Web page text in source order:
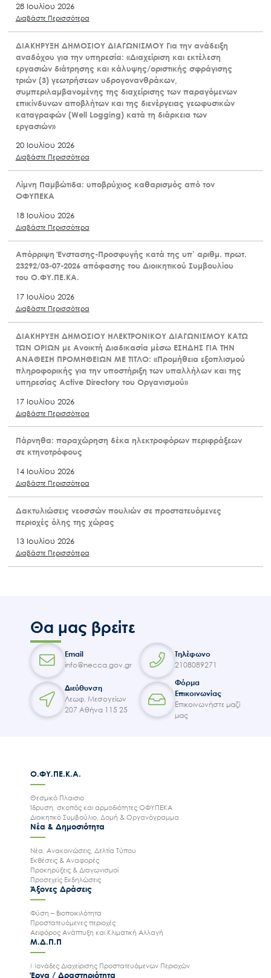
28 Ιουλίου 2026
Διαβάστε Περισσότερα
ΔΙΑΚΗΡΥΞΗ ΔΗΜΟΣΙΟΥ ΔΙΑΓΩΝΙΣΜΟΥ Για την ανάδειξη
αναδόχου για την υπηρεσία: «Διαχείριση και εκτέλεση
εργασιών διάτρησης και κάλυψης/οριστικής σφράγισης
τριών (3) γεωτρήσεων υδρογονανθράκων,
συμπεριλαμβανομένης της διαχείρισης των παραγόμενων
επικίνδυνων αποβλήτων και της διενέργειας γεωφυσικών
καταγραφών (Well Logging) κατά τη διάρκεια των
εργασιών»
20 Ιουλίου 2026
Διαβάστε Περισσότερα
Λίμνη Παμβώτιδα: υποβρύχιος καθαρισμός από τον
ΟΦΥΠΕΚΑ
18 Ιουλίου 2026
Διαβάστε Περισσότερα
Απόρριψη Ένστασης-Προσφυγής κατά της υπ’ αριθμ. πρωτ.
23292/03-07-2026 απόφασης του Διοικητικού Συμβουλίου
του Ο.ΦΥ.ΠΕ.ΚΑ.
17 Ιουλίου 2026
Διαβάστε Περισσότερα
ΔΙΑΚΗΡΥΞΗ ΔΗΜΟΣΙΟΥ ΗΛΕΚΤΡΟΝΙΚΟΥ ΔΙΑΓΩΝΙΣΜΟΥ ΚΑΤΩ
ΤΩΝ ΟΡΙΩΝ με Ανοικτή Διαδικασία μέσω ΕΣΗΔΗΣ ΓΙΑ ΤΗΝ
ΑΝΑΘΕΣΗ ΠΡΟΜΗΘΕΙΩΝ ΜΕ ΤΙΤΛΟ: «Προμήθεια εξοπλισμού
πληροφορικής για την υποστήριξη των υπαλλήλων και της
υπηρεσίας Active Directory του Οργανισμού»
17 Ιουλίου 2026
Διαβάστε Περισσότερα
Πάρνηθα: παραχώρηση δέκα ηλεκτροφόρων περιφράξεων
σε κτηνοτρόφους
14 Ιουλίου 2026
Διαβάστε Περισσότερα
Δακτυλιώσεις νεοσσών πουλιών σε προστατευόμενες
περιοχές όλης της χώρας
13 Ιουλίου 2026
Διαβάστε Περισσότερα
Θα μας βρείτε
Email
info@necca.gov.gr
Τηλέφωνο
2108089271
Διεύθυνση
Λεωφ. Μεσογείων
207 Αθήνα 115 25
Φόρμα
Επικοινωνίας
Επικοινωνήστε μαζί
μας
Ο.ΦΥ.ΠΕ.Κ.Α.
Θεσμικό Πλαισιο
Ίδρυση, σκοπός και αρμοδιότητες ΟΦΥΠΕΚΑ
Διοικητικό Συμβούλιο, Δομή & Οργανόγραμμα
Νέα & Δημοσιότητα
Νέα, Ανακοινώσεις, Δελτία Τύπου
Εκθέσεις & Αναφορές
Προκηρύξεις & Διαγωνισμοί
Προσεχείς Εκδηλώσεις
Άξονες Δράσεις
Φύση – Βιοποικιλότητα
Προστατευόμενες περιοχές
Αειφόρος Ανάπτυξη και Κλιματική Αλλαγή
Μ.Δ.Π.Π
Μονάδες Διαχείρισης Προστατευόμενων Περιοχών
Έργα / Δραστηριότητα